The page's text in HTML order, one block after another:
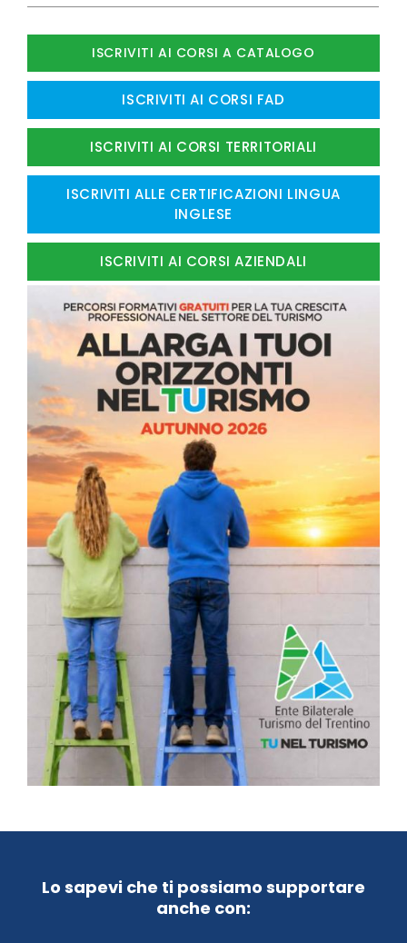
ISCRIVITI AI CORSI A CATALOGO
ISCRIVITI AI CORSI FAD
ISCRIVITI AI CORSI TERRITORIALI
ISCRIVITI ALLE CERTIFICAZIONI LINGUA
INGLESE
ISCRIVITI AI CORSI AZIENDALI
Lo sapevi che ti possiamo supportare
anche con: